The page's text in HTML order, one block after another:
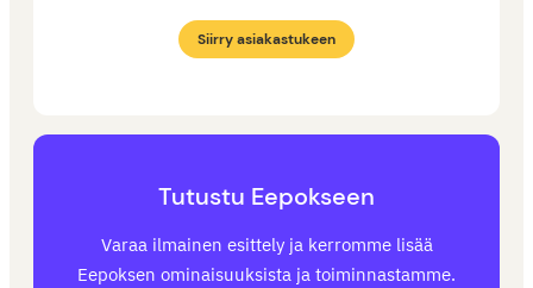
Siirry asiakastukeen
Tutustu Eepokseen
Varaa ilmainen esittely ja kerromme lisää
Eepoksen ominaisuuksista ja toiminnastamme.